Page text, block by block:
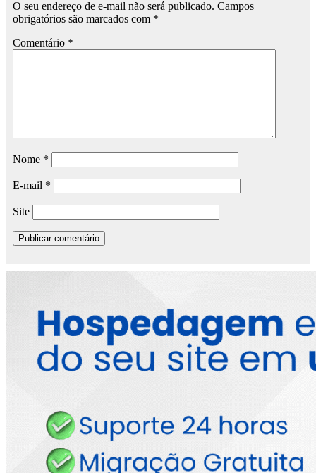
O seu endereço de e-mail não será publicado. Campos
obrigatórios são marcados com *
Comentário *
Nome *
E-mail *
Site